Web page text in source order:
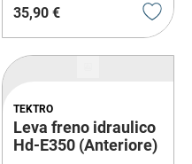
35,90 €
TEKTRO
Leva freno idraulico
Hd-E350 (Anteriore)